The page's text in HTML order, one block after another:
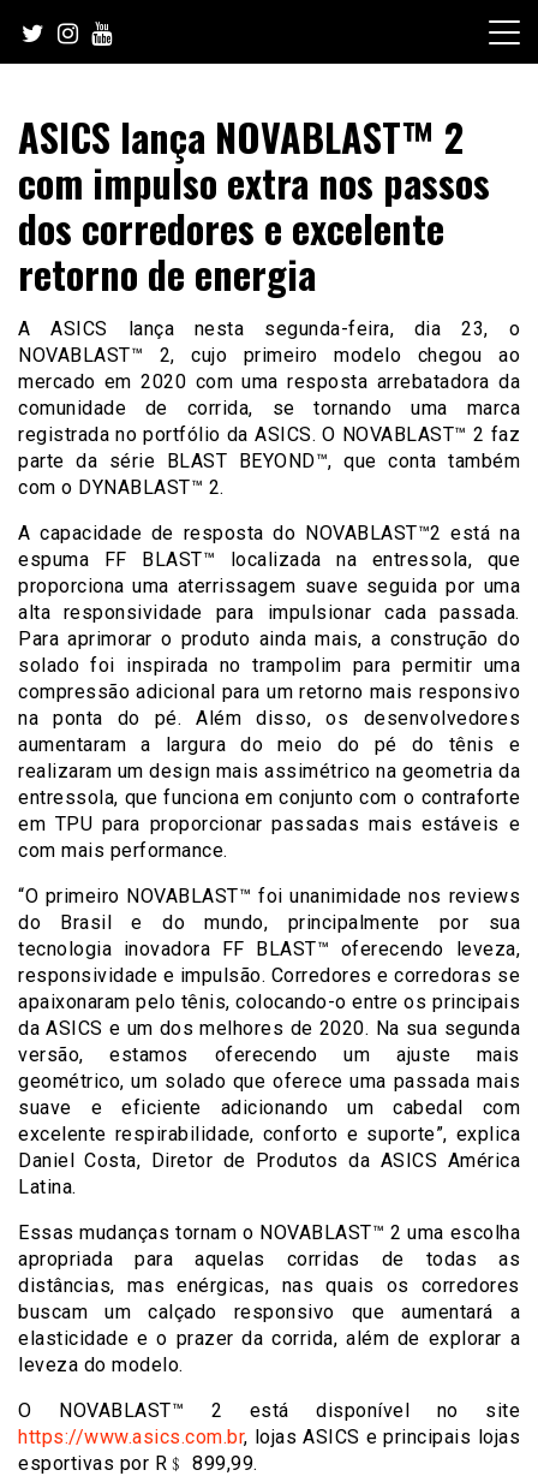
content
ASICS lança NOVABLAST™ 2
com impulso extra nos passos
dos corredores e excelente
retorno de energia
A ASICS lança nesta segunda-feira, dia 23, o
NOVABLAST™ 2, cujo primeiro modelo chegou ao
mercado em 2020 com uma resposta arrebatadora da
comunidade de corrida, se tornando uma marca
registrada no portfólio da ASICS. O NOVABLAST™ 2 faz
parte da série BLAST BEYOND™, que conta também
com o DYNABLAST™ 2.
A capacidade de resposta do NOVABLAST™2 está na
espuma FF BLAST™ localizada na entressola, que
proporciona uma aterrissagem suave seguida por uma
alta responsividade para impulsionar cada passada.
Para aprimorar o produto ainda mais, a construção do
solado foi inspirada no trampolim para permitir uma
compressão adicional para um retorno mais responsivo
na ponta do pé. Além disso, os desenvolvedores
aumentaram a largura do meio do pé do tênis e
realizaram um design mais assimétrico na geometria da
entressola, que funciona em conjunto com o contraforte
em TPU para proporcionar passadas mais estáveis e
com mais performance.
“O primeiro NOVABLAST™ foi unanimidade nos reviews
do Brasil e do mundo, principalmente por sua
tecnologia inovadora FF BLAST™ oferecendo leveza,
responsividade e impulsão. Corredores e corredoras se
apaixonaram pelo tênis, colocando-o entre os principais
da ASICS e um dos melhores de 2020. Na sua segunda
versão, estamos oferecendo um ajuste mais
geométrico, um solado que oferece uma passada mais
suave e eficiente adicionando um cabedal com
excelente respirabilidade, conforto e suporte”, explica
Daniel Costa, Diretor de Produtos da ASICS América
Latina.
Essas mudanças tornam o NOVABLAST™ 2 uma escolha
apropriada para aquelas corridas de todas as
distâncias, mas enérgicas, nas quais os corredores
buscam um calçado responsivo que aumentará a
elasticidade e o prazer da corrida, além de explorar a
leveza do modelo.
O NOVABLAST™ 2 está disponível no site
https://www.asics.com.br, lojas ASICS e principais lojas
esportivas por R﹩ 899,99.